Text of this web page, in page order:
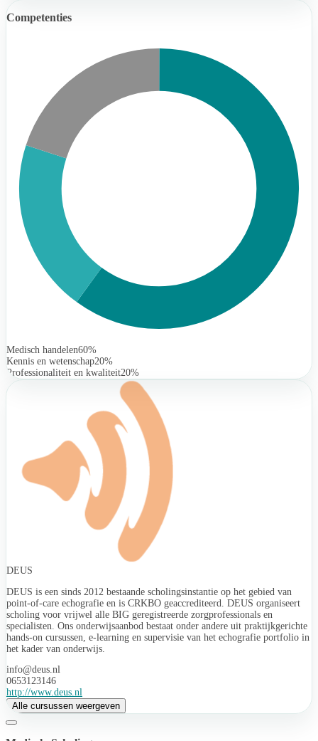
Competenties
Medisch handelen60%
Kennis en wetenschap20%
Professionaliteit en kwaliteit20%
DEUS
DEUS is een sinds 2012 bestaande scholingsinstantie op het gebied van
point-of-care echografie en is CRKBO geaccrediteerd. DEUS organiseert
scholing voor vrijwel alle BIG geregistreerde zorgprofessionals en
specialisten. Ons onderwijsaanbod bestaat onder andere uit praktijkgerichte
hands-on cursussen, e-learning en supervisie van het echografie portfolio in
het kader van onderwijs.
info@deus.nl
0653123146
http://www.deus.nl
Alle cursussen weergeven